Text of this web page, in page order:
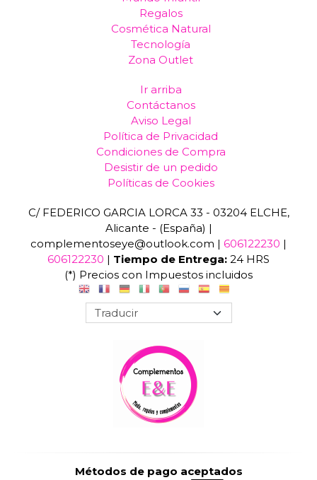
Regalos
Cosmética Natural
Tecnología
Zona Outlet
Ir arriba
Contáctanos
Aviso Legal
Política de Privacidad
Condiciones de Compra
Desistir de un pedido
Políticas de Cookies
C/ FEDERICO GARCIA LORCA 33 - 03204 ELCHE,
Alicante - (España) |
complementoseye@outlook.com | 606122230 |
606122230 | Tiempo de Entrega: 24 HRS
(*) Precios con Impuestos incluidos
Métodos de pago aceptados